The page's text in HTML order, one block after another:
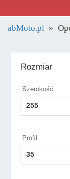
abMoto.pl
Rozmiar
Szerokość
Profil